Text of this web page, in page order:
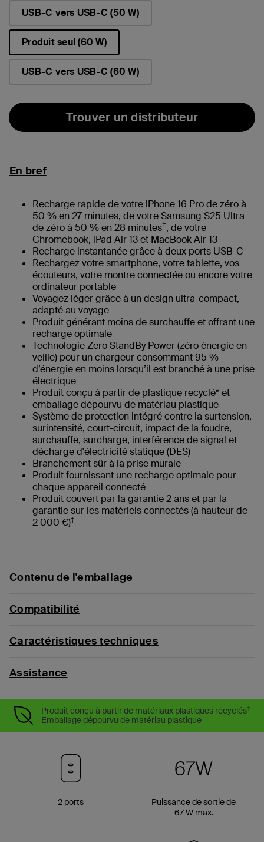
USB-C vers USB-C (50 W)
Produit seul (60 W)
sélectionné(s)
USB-C vers USB-C (60 W)
Trouver un distributeur
En bref
Recharge rapide de votre iPhone 16 Pro de zéro à
50 % en 27 minutes, de votre Samsung S25 Ultra
de zéro à 50 % en 28 minutes†, de votre
Chromebook, iPad Air 13 et MacBook Air 13
Recharge instantanée grâce à deux ports USB-C
Rechargez votre smartphone, votre tablette, vos
écouteurs, votre montre connectée ou encore votre
ordinateur portable
Voyagez léger grâce à un design ultra-compact,
adapté au voyage
Produit générant moins de surchauffe et offrant une
recharge optimale
Technologie Zero StandBy Power (zéro énergie en
veille) pour un chargeur consommant 95 %
d’énergie en moins lorsqu’il est branché à une prise
électrique
Produit conçu à partir de plastique recyclé* et
emballage dépourvu de matériau plastique
Système de protection intégré contre la surtension,
surintensité, court-circuit, impact de la foudre,
surchauffe, surcharge, interférence de signal et
décharge d'électricité statique (DES)
Branchement sûr à la prise murale
Produit fournissant une recharge optimale pour
chaque appareil connecté
Produit couvert par la garantie 2 ans et par la
garantie sur les matériels connectés (à hauteur de
2 000 €)‡
Contenu de l'emballage
Compatibilité
Caractéristiques techniques
Assistance
Produit conçu à partir de matériaux plastiques recyclés†
Emballage dépourvu de matériau plastique
2 ports
Puissance de sortie de
67 W max.